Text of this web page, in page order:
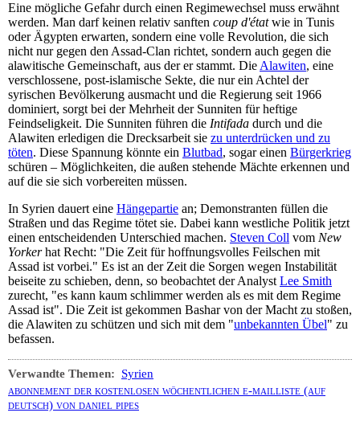
Eine mögliche Gefahr durch einen Regimewechsel muss erwähnt
werden. Man darf keinen relativ sanften coup d'étatwie in Tunis
oder Ägypten erwarten, sondern eine volle Revolution, die sich
nicht nur gegen den Assad-Clan richtet, sondern auch gegen die
alawitische Gemeinschaft, aus der er stammt. Die Alawiten, eine
verschlossene, post-islamische Sekte, die nur ein Achtel der
syrischen Bevölkerung ausmacht und die Regierung seit 1966
dominiert, sorgt bei der Mehrheit der Sunniten für heftige
Feindseligkeit. Die Sunniten führen die Intifada durch und die
Alawiten erledigen die Drecksarbeit sie zu unterdrücken und zu
töten. Diese Spannung könnte ein Blutbad, sogar einen Bürgerkrieg
schüren – Möglichkeiten, die außen stehende Mächte erkennen und
auf die sie sich vorbereiten müssen.
In Syrien dauert eine Hängepartie an; Demonstranten füllen die
Straßen und das Regime tötet sie. Dabei kann westliche Politik jetzt
einen entscheidenden Unterschied machen. Steven Coll vom New
Yorkerhat Recht: "Die Zeit für hoffnungsvolles Feilschen mit
Assad ist vorbei." Es ist an der Zeit die Sorgen wegen Instabilität
beiseite zu schieben, denn, so beobachtet der Analyst Lee Smith
zurecht, "es kann kaum schlimmer werden als es mit dem Regime
Assad ist". Die Zeit ist gekommen Bashar von der Macht zu stoßen,
die Alawiten zu schützen und sich mit dem "unbekannten Übel" zu
befassen.
Verwandte Themen: Syrien
abonnement der kostenlosen wöchentlichen e-mailliste (auf
deutsch) von daniel pipes